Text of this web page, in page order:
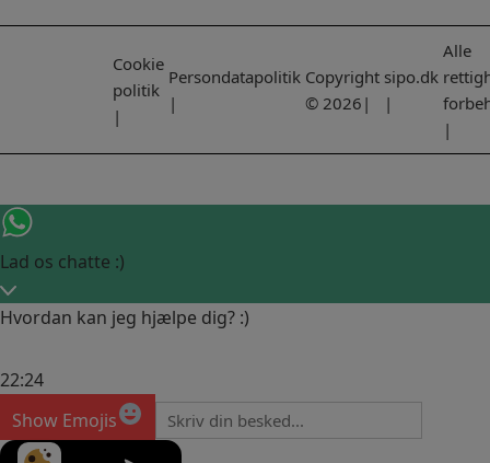
Cookie
politik
|
Persondatapolitik
|
Copyright
© 2026|
sipo.dk
|
Alle
|
Lad os chatte :)
Hvordan kan jeg hjælpe dig? :)
22:24
Show Emojis